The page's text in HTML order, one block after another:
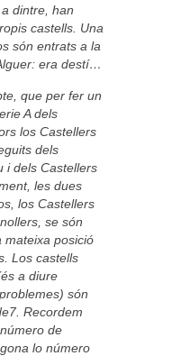
dintre, han
castells. Una
són entrats a la
era destí…
que per fer un
A dels
los Castellers
dels
i dels Castellers
les dues
los Castellers
se són
mateixa posició
Los castells
a diure
són
Recordem
de
lo número